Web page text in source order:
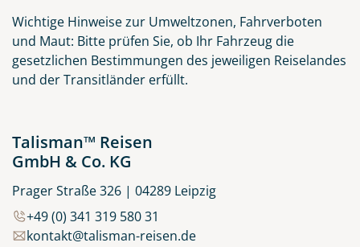
Wichtige Hinweise zur Umweltzonen, Fahrverboten
und Maut: Bitte prüfen Sie, ob Ihr Fahrzeug die
gesetzlichen Bestimmungen des jeweiligen Reiselandes
und der Transitländer erfüllt.
Talisman™ Reisen
GmbH & Co. KG
Prager Straße 326 | 04289 Leipzig
+49 (0) 341 319 580 31
kontakt@talisman-reisen.de